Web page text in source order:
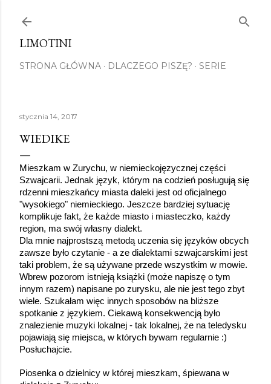
LIMOTINI
STRONA GŁÓWNA DLACZEGO PISZĘ? SERIE
stycznia 14, 2017
WIEDIKE
Mieszkam w Zurychu, w niemieckojęzycznej części
Szwajcarii. Jednak język, którym na codzień posługują się
rdzenni mieszkańcy miasta daleki jest od oficjalnego
"wysokiego" niemieckiego. Jeszcze bardziej sytuację
komplikuje fakt, że każde miasto i miasteczko, każdy
region, ma swój własny dialekt.
Dla mnie najprostszą metodą uczenia się języków obcych
zawsze było czytanie - a ze dialektami szwajcarskimi jest
taki problem, że są używane przede wszystkim w mowie.
Wbrew pozorom istnieją książki (może napiszę o tym
innym razem) napisane po zurysku, ale nie jest tego zbyt
wiele. Szukałam więc innych sposobów na bliższe
spotkanie z językiem. Ciekawą konsekwencją było
znalezienie muzyki lokalnej - tak lokalnej, że na teledysku
pojawiają się miejsca, w których bywam regularnie :)
Posłuchajcie.
Piosenka o dzielnicy w której mieszkam, śpiewana w